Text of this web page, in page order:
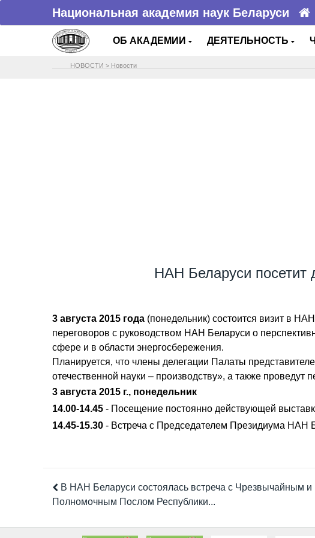
Национальная академия наук Беларуси
ОБ АКАДЕМИИ ДЕЯТЕЛЬНОСТЬ
НОВОСТИ > Новости
НАН Беларуси посетит
3 августа 2015 года (понедельник) состоится визит в
переговоров с руководством НАН Беларуси о
сфере и в области энергосбережения.
Планируется, что члены делегации Палаты
отечественной науки – производству», а также
3 августа 2015 г., понедельник
14.00-14.45 - Посещение постоянно действующей
14.45-15.30 - Встреча с Председателем Президиума НАН
В НАН Беларуси состоялась встреча с Чрезвычайным и
Полномочным Послом Республики...